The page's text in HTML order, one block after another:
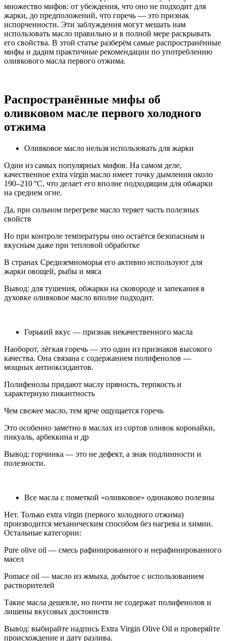
множество мифов: от убеждения, что оно не подходит для
жарки, до предположений, что горечь — это признак
испорченности. Эти заблуждения могут мешать нам
использовать масло правильно и в полной мере раскрывать
его свойства. В этой статье разберём самые распространённые
мифы и дадим практичные рекомендации по употреблению
оливкового масла первого отжима.
Распространённые мифы об
оливковом масле первого холодного
отжима
Оливковое масло нельзя использовать для жарки
Один из самых популярных мифов. На самом деле,
качественное extra virgin масло имеет точку дымления около
190–210 °C, что делает его вполне подходящим для обжарки
на среднем огне.
Да, при сильном перегреве масло теряет часть полезных
свойств
Но при контроле температуры оно остаётся безопасным и
вкусным даже при тепловой обработке
В странах Средиземноморья его активно используют для
жарки овощей, рыбы и мяса
Вывод: для тушения, обжарки на сковороде и запекания в
духовке оливковое масло вполне подходит.
Горький вкус — признак некачественного масла
Наоборот, лёгкая горечь — это один из признаков высокого
качества. Она связана с содержанием полифенолов —
мощных антиоксидантов.
Полифенолы придают маслу пряность, терпкость и
характерную пикантность
Чем свежее масло, тем ярче ощущается горечь
Это особенно заметно в маслах из сортов оливок коронайки,
пикуаль, арбеккина и др
Вывод: горчинка — это не дефект, а знак подлинности и
полезности.
Все масла с пометкой «оливковое» одинаково полезны
Нет. Только extra virgin (первого холодного отжима)
производится механическим способом без нагрева и химии.
Остальные категории:
Pure olive oil — смесь рафинированного и нерафинированного
масел
Pomace oil — масло из жмыха, добытое с использованием
растворителей
Такие масла дешевле, но почти не содержат полифенолов и
лишены вкусовых достоинств
Вывод: выбирайте надпись Extra Virgin Olive Oil и проверяйте
происхождение и дату разлива.